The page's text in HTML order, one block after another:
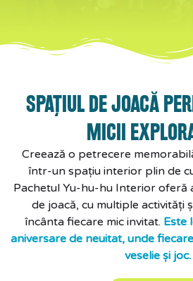
SPAȚIUL DE JOACĂ
MICII
Creează o petrecere
într-un spațiu interior plin de
Pachetul Yu-hu-hu Interior oferă
de joacă, cu multiple activități
încânta fiecare mic invitat. Este
aniversare de neuitat, unde
veselie și joc.